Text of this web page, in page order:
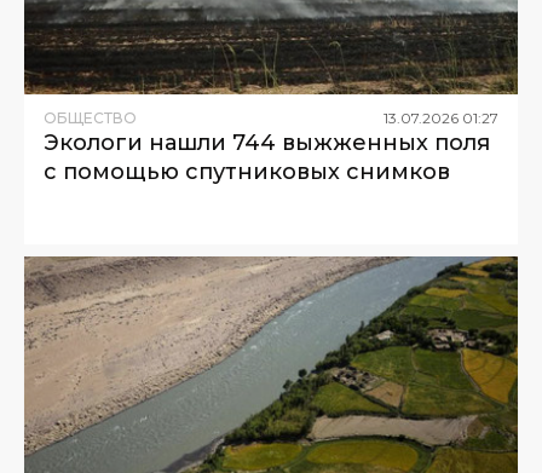
ОБЩЕСТВО 13 07 2026 01:27
Экологи нашли 744 выжженных поля
с помощью спутниковых снимков